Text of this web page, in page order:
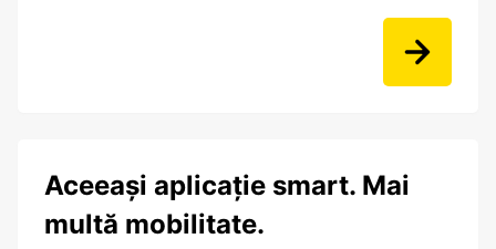
Aceeași aplicație smart. Mai
multă mobilitate.